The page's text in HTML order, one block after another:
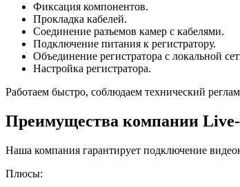
Фиксация компонентов.
Прокладка кабелей.
Соединение разъемов камер с кабелями.
Подключение питания к регистратору.
Объединение регистратора с локальной
Настройка регистратора.
Работаем быстро, соблюдаем технический
Преимущества компании
Наша компания гарантирует подключение
Плюсы: